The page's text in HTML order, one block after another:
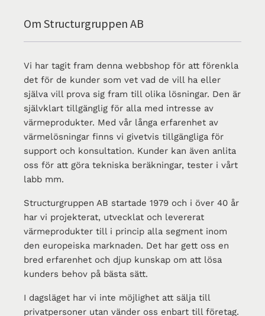
Om Structurgruppen AB
Vi har tagit fram denna webbshop för att förenkla
det för de kunder som vet vad de vill ha eller
själva vill prova sig fram till olika lösningar. Den är
självklart tillgänglig för alla med intresse av
värmeprodukter. Med vår långa erfarenhet av
värmelösningar finns vi givetvis tillgängliga för
support och konsultation. Kunder kan även anlita
oss för att göra tekniska beräkningar, tester i vårt
labb mm.
Structurgruppen AB startade 1979 och i över 40 år
har vi projekterat, utvecklat och levererat
värmeprodukter till i princip alla segment inom
den europeiska marknaden. Det har gett oss en
bred erfarenhet och djup kunskap om att lösa
kunders behov på bästa sätt.
I dagsläget har vi inte möjlighet att sälja till
privatpersoner utan vänder oss enbart till företag.